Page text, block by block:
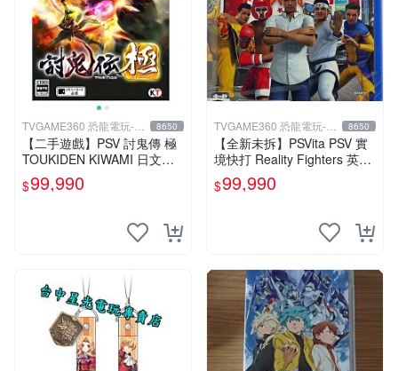
TVGAME360 恐龍電玩-台
中店
8650
【二手遊戲】PSV 討鬼傳 極
TOUKIDEN KIWAMI 日文版
【台中恐龍電玩】
$99,990
TVGAME360 恐龍電玩-台
中店
8650
【全新未拆】PSVita PSV 實
境快打 Reality Fighters 英文
版【台中恐龍電玩】
$99,990